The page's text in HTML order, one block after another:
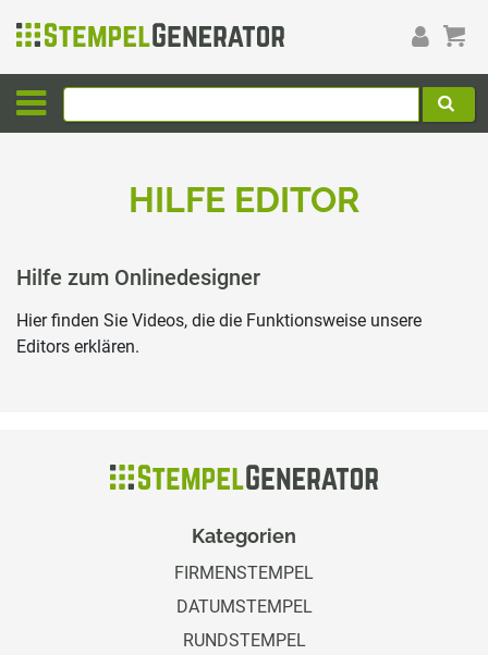
HILFE EDITOR
Hilfe zum Onlinedesigner
Hier finden Sie Videos, die die Funktionsweise unsere
Editors erklären.
Kategorien
FIRMENSTEMPEL
DATUMSTEMPEL
RUNDSTEMPEL